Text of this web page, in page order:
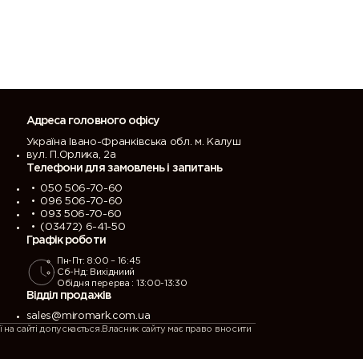
Адреса головного офісу
Україна Івано-Франківська обл. м. Калуш
вул. П.Орлика, 2а
Телефони для замовлень і запитань
050 506-70-60
096 506-70-60
093 506-70-60
(03472) 6-41-50
Графік роботи
Пн-Пт: 8:00 – 16:45
Сб-Нд: Вихідниий
Обідня перерва : 13:00-13:30
Відділ продажів
sales@miromark.com.ua
сайті допускається.Власник сайту має право вносити